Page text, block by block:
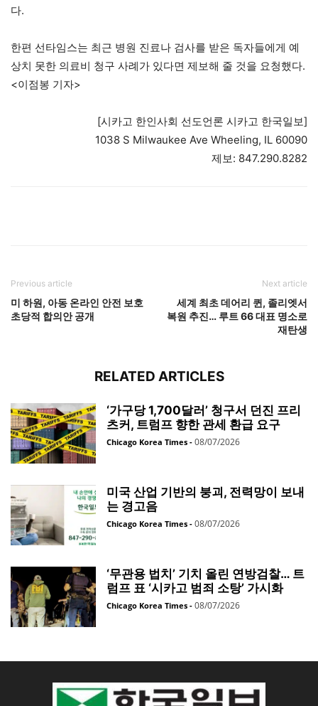
다.
한편 선타임스는 최근 병원 진료나 검사를 받은 독자들에게 예
상치 못한 의료비 청구 사례가 있다면 제보해 줄 것을 요청했다.
<이점봉 기자>
[시카고 한인사회 선도언론 시카고 한국일보]
1038 S Milwaukee Ave Wheeling, IL 60090
제보: 847.290.8282
Previous article
미 하원, 아동 온라인 안전 보호
초당적 합의안 공개
Next article
세계 최초 데어리 퀸, 졸리엣서
복원 추진… 루트 66 대표 명소로
재탄생
RELATED ARTICLES
‘가구당 1,700달러’ 청구서 던진 프리
츠커, 트럼프 향한 관세 환급 요구
Chicago Korea Times - 08/07/2026
미국 산업 기반의 붕괴, 전력망이 보내
는 경고음
Chicago Korea Times - 08/07/2026
‘무관용 법치’ 기치 올린 연방검찰… 트
럼프 표 ‘시카고 범죄 소탕’ 가시화
Chicago Korea Times - 08/07/2026